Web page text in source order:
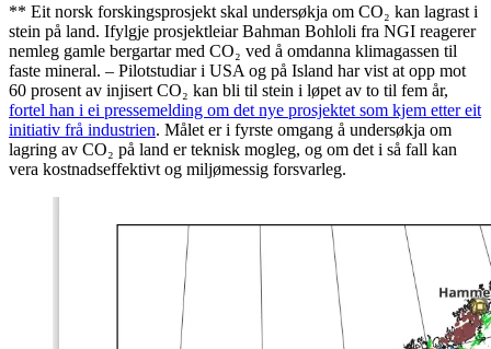
** Eit norsk forskingsprosjekt skal undersøkja om CO₂ kan lagrast i
stein på land. Ifylgje prosjektleiar Bahman Bohloli fra NGI reagerer
nemleg gamle bergartar med CO₂ ved å omdanna klimagassen til
faste mineral. – Pilotstudiar i USA og på Island har vist at opp mot
60 prosent av injisert CO₂ kan bli til stein i løpet av to til fem år,
fortel han i ei pressemelding om det nye prosjektet som kjem etter eit
initiativ frå industrien. Målet er i fyrste omgang å undersøkja om
lagring av CO₂ på land er teknisk mogleg, og om det i så fall kan
vera kostnadseffektivt og miljømessig forsvarleg.